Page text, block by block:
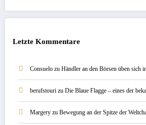
Letzte Kommentare
Consuelo zu Händler an den Börsen üben sich
berufstouri zu Die Blaue Flagge – eines der
Margery zu Bewegung an der Spitze der